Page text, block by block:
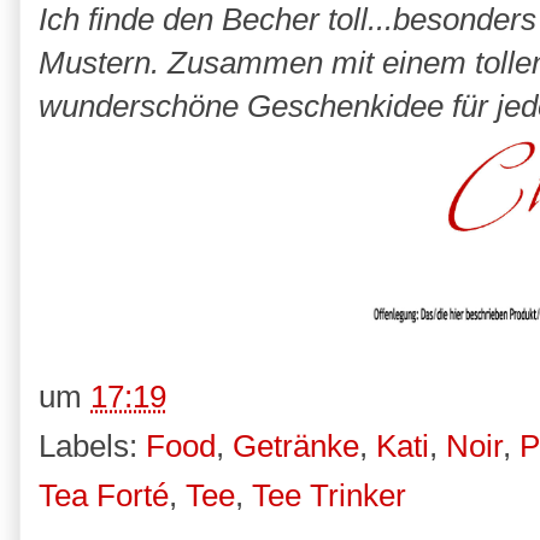
Ich finde den Becher
Mustern. Zusammen mit einem
wunderschöne Geschenkidee für
um 17:19
Labels: Food, Getränke, Kati, Noir,
Tea Forté, Tee, Tee Trinker